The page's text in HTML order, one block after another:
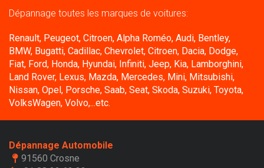
Dépannage toutes les marques de voitures:
Renault, Peugeot, Citroen, Alpha Roméo, Audi, Bentley,
BMW, Bugatti, Cadillac, Chevrolet, Citroen, Dacia, Dodge,
Fiat, Ford, Honda, Hyundai, Infiniti, Jeep, Kia, Lamborghini,
Land Rover, Lexus, Mazda, Mercedes, Mini, Mitsubishi,
Nissan, Opel, Porsche, Saab, Seat, Skoda, Suzuki, Toyota,
VolksWagen, Volvo,...etc.
Dépannage Automobile
91560 Crosne